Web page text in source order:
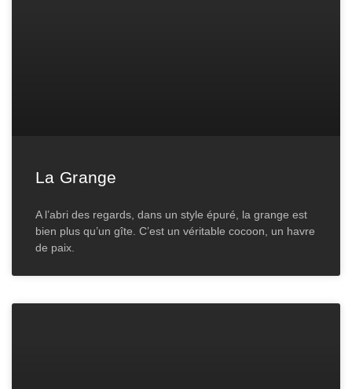
La Grange
A l’abri des regards, dans un style épuré, la grange est
bien plus qu’un gîte. C’est un véritable cocoon, un havre
de paix.